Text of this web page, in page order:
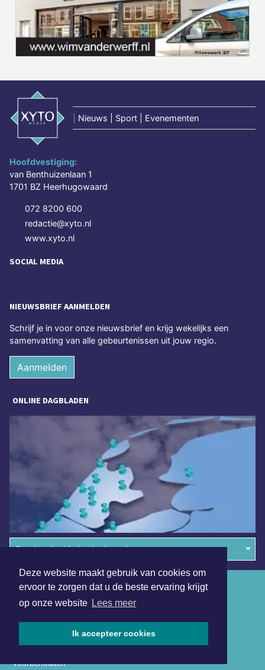
Deze website maakt gebruik van cookies om
ervoor te zorgen dat u de beste ervaring krijgt
op onze website Lees meer
Ik accepteer cookies
Nieuws | Sport | Evenementen
Hoofdvestiging:
van Benthuizenlaan 1
1701 BZ Heerhugowaard
072 8200 600
redactie@xyto.nl
www.xyto.nl
SOCIAL MEDIA
NIEUWSBRIEF AANMELDEN
Schrijf je in voor onze nieuwsbrief en krijg wekelijks een
samenvatting van alle gebeurtenissen uit jouw regio.
Aanmelden
ONLINE DAGBLADEN
Overige dagbladen in de regio
voorbehouden
Algemene voorwaarden
Disclaimer